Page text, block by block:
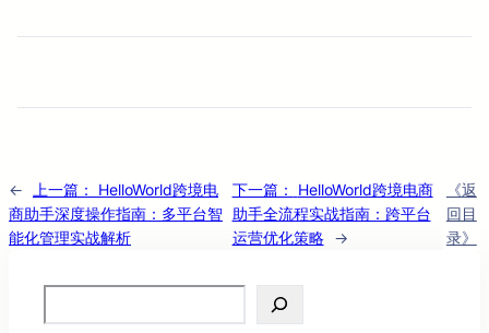
← 上一篇：
HelloWorld跨境电
商助手深度操作指南：多平台智
能化管理实战解析
下一篇：
HelloWorld跨境电商
助手全流程实战指南：跨平台
运营优化策略
→
《返
回目
录》